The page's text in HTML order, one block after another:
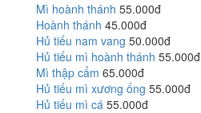
Mì hoành thánh 55.000đ
Hoành thánh 45.000đ
Hủ tiếu nam vang 50.000đ
Hủ tiếu mì hoành thánh 55.000đ
Mì thập cẩm 65.000đ
Hủ tiếu mì xương ống 55.000đ
Hủ tiếu mì cá 55.000đ